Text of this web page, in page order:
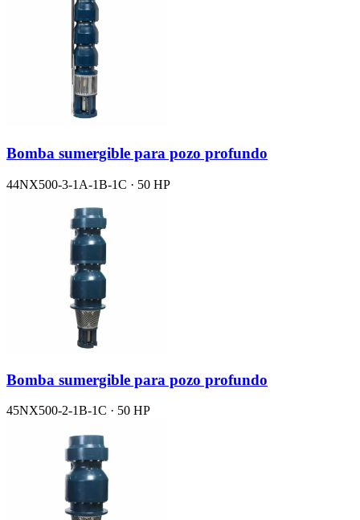
Bomba sumergible para pozo profundo
44NX500-3-1A-1B-1C · 50 HP
Bomba sumergible para pozo profundo
45NX500-2-1B-1C · 50 HP